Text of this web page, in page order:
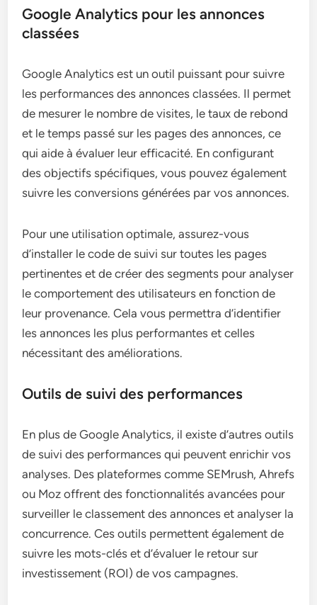
Google Analytics pour les annonces
classées
Google Analytics est un outil puissant pour suivre
les performances des annonces classées. Il permet
de mesurer le nombre de visites, le taux de rebond
et le temps passé sur les pages des annonces, ce
qui aide à évaluer leur efficacité. En configurant
des objectifs spécifiques, vous pouvez également
suivre les conversions générées par vos annonces.
Pour une utilisation optimale, assurez-vous
d’installer le code de suivi sur toutes les pages
pertinentes et de créer des segments pour analyser
le comportement des utilisateurs en fonction de
leur provenance. Cela vous permettra d’identifier
les annonces les plus performantes et celles
nécessitant des améliorations.
Outils de suivi des performances
En plus de Google Analytics, il existe d’autres outils
de suivi des performances qui peuvent enrichir vos
analyses. Des plateformes comme SEMrush, Ahrefs
ou Moz offrent des fonctionnalités avancées pour
surveiller le classement des annonces et analyser la
concurrence. Ces outils permettent également de
suivre les mots-clés et d’évaluer le retour sur
investissement (ROI) de vos campagnes.